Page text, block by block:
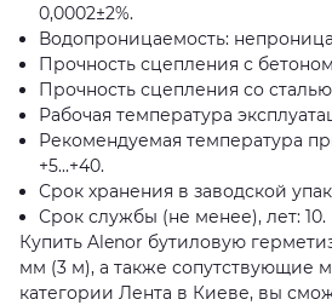
0,0002±2%.
Водопроницаемость:
Прочность сцепления с
Прочность сцепления со
Рабочая температура
Рекомендуемая температура
+5...+40.
Срок хранения в заводской
Срок службы (не менее), лет: 10.
Купить Alenor бутиловую
мм (3 м), а также сопутствующие
категории Лента в Киеве, вы